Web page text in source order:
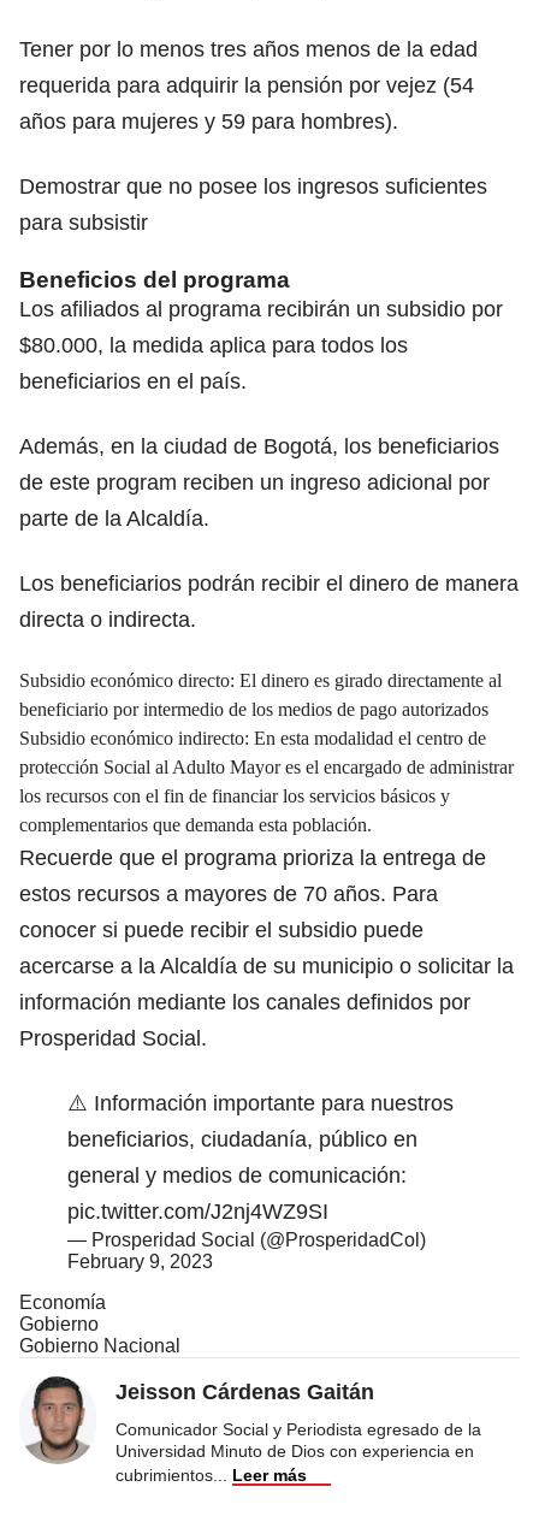
Tener por lo menos tres años menos de la edad
requerida para adquirir la pensión por vejez (54
años para mujeres y 59 para hombres).
Demostrar que no posee los ingresos suficientes
para subsistir
Beneficios del programa
Los afiliados al programa recibirán un subsidio por
$80.000, la medida aplica para todos los
beneficiarios en el país.
Además, en la ciudad de Bogotá, los beneficiarios
de este program reciben un ingreso adicional por
parte de la Alcaldía.
Los beneficiarios podrán recibir el dinero de manera
directa o indirecta.
Subsidio económico directo: El dinero es girado directamente al
beneficiario por intermedio de los medios de pago autorizados
Subsidio económico indirecto: En esta modalidad el centro de
protección Social al Adulto Mayor es el encargado de administrar
los recursos con el fin de financiar los servicios básicos y
complementarios que demanda esta población.
Recuerde que el programa prioriza la entrega de
estos recursos a mayores de 70 años. Para
conocer si puede recibir el subsidio puede
acercarse a la Alcaldía de su municipio o solicitar la
información mediante los canales definidos por
Prosperidad Social.
⚠️ Información importante para nuestros
beneficiarios, ciudadanía, público en
general y medios de comunicación:
pic.twitter.com/J2nj4WZ9SI
— Prosperidad Social (@ProsperidadCol)
February 9, 2023
Economía
Gobierno
Gobierno Nacional
Jeisson Cárdenas Gaitán
Comunicador Social y Periodista egresado de la
Universidad Minuto de Dios con experiencia en
cubrimientos
Leer más